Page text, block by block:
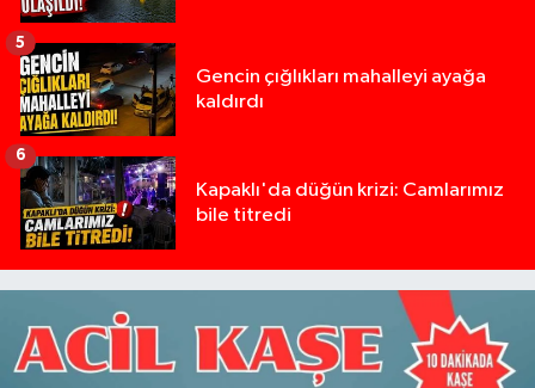
Gencin çığlıkları mahalleyi ayağa
kaldırdı
5
Kapaklı'da düğün krizi: Camlarımız
bile titredi
6